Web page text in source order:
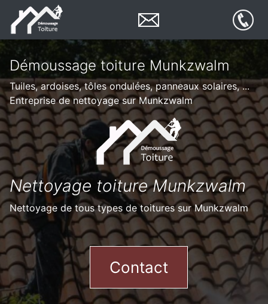
Démoussage toiture Munkzwalm
Tuiles, ardoises, tôles ondulées, panneaux solaires, ...
Entreprise de nettoyage sur Munkzwalm
Nettoyage toiture Munkzwalm
Nettoyage de tous types de toitures sur Munkzwalm
Contact